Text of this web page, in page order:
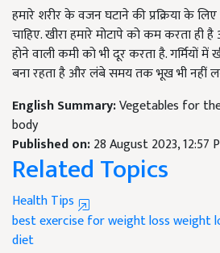
हमारे शरीर के वजन घटाने की प्रक्रिया के
चाहिए. खीरा हमारे मोटापे को कम करता ही
होने वाली कमी को भी दूर करता है. गर्मियों में
बना रहता है और लंबे समय तक भूख भी नहीं
English Summary:Vegetables for
body
Published on:28 August 2023, 12:57
Related Topics
Health Tips
best exercise for weight lossweight
diet